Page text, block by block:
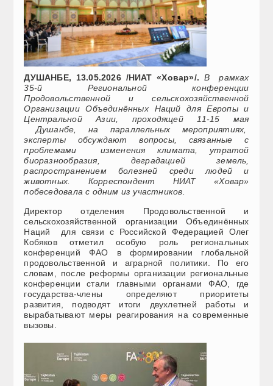
ДУШАНБЕ, 13.05.2026 /НИАТ «Ховар»/. В рамках
35-й Региональной конференции
Продовольственной и сельскохозяйственной
Организации Объединённых Наций для Европы и
Центральной Азии, проходящей 11-15 мая
Душанбе, на параллельных мероприятиях,
эксперты обсуждают вопросы, связанные с
проблемами изменения климата, утратой
биоразнообразия, деградацией земель,
распространением болезней среди людей и
животных. Корреспондент НИАТ «Ховар»
побеседовала с одним из участников.
Директор отделения Продовольственной и
сельскохозяйственной организации Объединённых
Наций для связи с Российской Федерацией Олег
Кобяков отметил особую роль региональных
конференций ФАО в формировании глобальной
продовольственной и аграрной политики. По его
словам, после реформы организации региональные
конференции стали главными органами ФАО, где
государства-члены определяют приоритеты
развития, подводят итоги двухлетней работы и
вырабатывают меры реагирования на современные
вызовы.